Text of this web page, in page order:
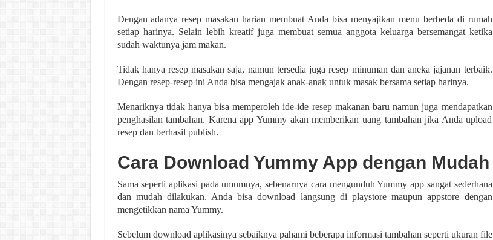
Dengan adanya resep masakan harian membuat Anda bisa menyajikan menu berbeda di rumah
setiap harinya. Selain lebih kreatif juga membuat semua anggota keluarga bersemangat ketika
sudah waktunya jam makan.
Tidak hanya resep masakan saja, namun tersedia juga resep minuman dan aneka jajanan terbaik.
Dengan resep-resep ini Anda bisa mengajak anak-anak untuk masak bersama setiap harinya.
Menariknya tidak hanya bisa memperoleh ide-ide resep makanan baru namun juga mendapatkan
penghasilan tambahan. Karena app Yummy akan memberikan uang tambahan jika Anda upload
resep dan berhasil publish.
Cara Download Yummy App dengan Mudah
Sama seperti aplikasi pada umumnya, sebenarnya cara mengunduh Yummy app sangat sederhana
dan mudah dilakukan. Anda bisa download langsung di playstore maupun appstore dengan
mengetikkan nama Yummy.
Sebelum download aplikasinya sebaiknya pahami beberapa informasi tambahan seperti ukuran file